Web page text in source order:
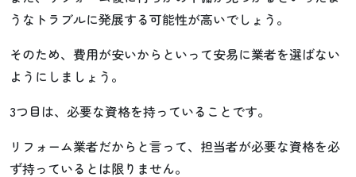
うなトラブルに発展する可能性が高いでしょう。
そのため、費用が安いからといって安易に業者を選ばない
ようにしましょう。
3つ目は、必要な資格を持っていることです。
リフォーム業者だからと言って、担当者が必要な資格を必
ず持っているとは限りません。